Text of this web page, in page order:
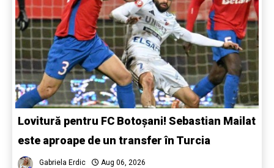
Lovitură pentru FC Botoșani! Sebastian Mailat
este aproape de un transfer în Turcia
Gabriela Erdic Aug 06, 2026